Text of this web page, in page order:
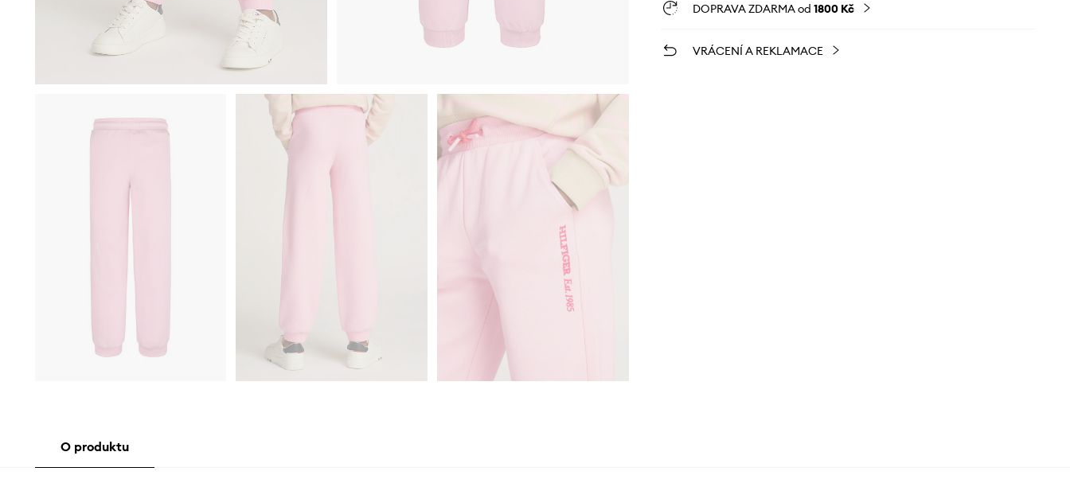
DOPRAVA ZDARMA od 1800 Kč
VRÁCENÍ A REKLAMACE
O produktu